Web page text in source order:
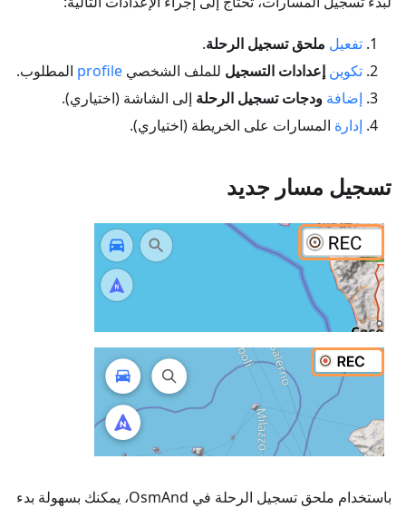
تفعيل ملحق تسجيل الرحلة.
تكوين إعدادات التسجيل للملف الشخصي profile المطلوب.
إضافة ودجات تسجيل الرحلة إلى الشاشة (اختياري).
إدارة المسارات على الخريطة (اختياري).
تسجيل مسار جديد
باستخدام ملحق تسجيل الرحلة في OsmAnd، يمكنك بسهولة بدء